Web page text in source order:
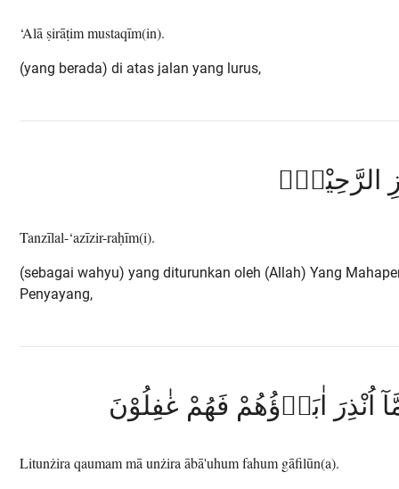
‘Alā ṣirāṭim mustaqīm(in).
(yang berada) di atas jalan yang lurus,
الرَّحِيْمِۙ
Tanzīlal-‘azīzir-raḥīm(i).
(sebagai wahyu) yang diturunkan oleh (Allah) Yang
Penyayang,
اُنْذِرَ اٰبَاۤؤُهُمْ فَهُمْ غٰفِلُوْنَ
Litunżira qaumam mā unżira ābā'uhum fahum gāfilūn(a).